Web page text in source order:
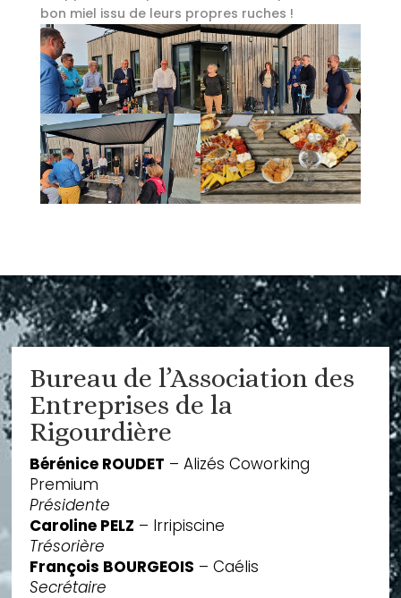
bon miel issu de leurs propres ruches !
Bureau de l’Association des
Entreprises de la
Rigourdière
Bérénice ROUDET – Alizés Coworking
Premium
Présidente
Caroline PELZ – Irripiscine
Trésorière
François BOURGEOIS – Caélis
Secrétaire